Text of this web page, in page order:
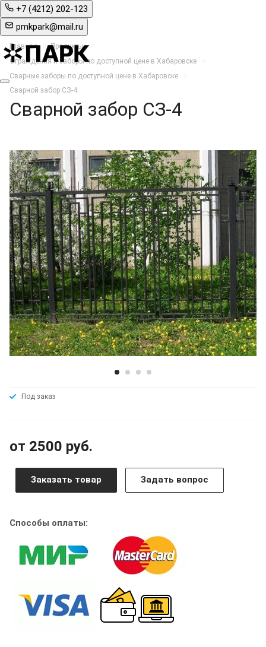
+7 (4212) 202-123
pmkpark@mail.ru
Главная
Продукты
Ограждения и заборы по доступной цене в Хабаровске
Сварные заборы по доступной цене в Хабаровске
Сварной забор СЗ-4
Сварной забор СЗ-4
Под заказ
от 2500 руб.
Заказать товар Задать вопрос
Способы оплаты: